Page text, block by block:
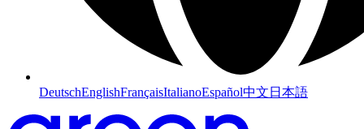
DeutschEnglishFrançaisItalianoEspañol中文 日本語